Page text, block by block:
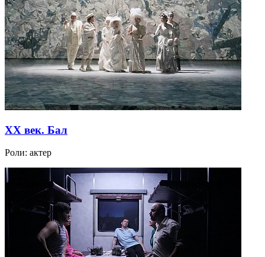
XX век. Бал
Роли: актер